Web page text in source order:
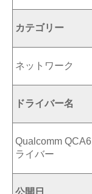
カテゴリー
ネットワーク
ドライバー名
Qualcomm
ライバー
公開日